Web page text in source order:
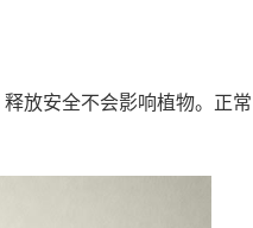
放安全不会影响植物。正常